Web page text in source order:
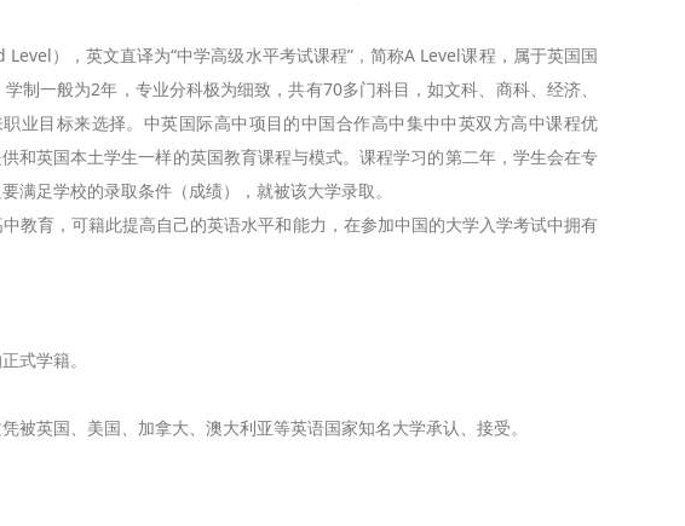
），英文直译为“中学高级水平考试课程”，简称A Level课程，属于英国国
制一般为2年，专业分科极为细致，共有70多门科目，如文科、商科、经济、
业目标来选择。中英国际高中项目的中国合作高中集中中英双方高中课程优
和英国本土学生一样的英国教育课程与模式。课程学习的第二年，学生会在专
满足学校的录取条件（成绩），就被该大学录取。
育，可籍此提高自己的英语水平和能力，在参加中国的大学入学考试中拥有
式学籍。
英国、美国、加拿大、澳大利亚等英语国家知名大学承认、接受。